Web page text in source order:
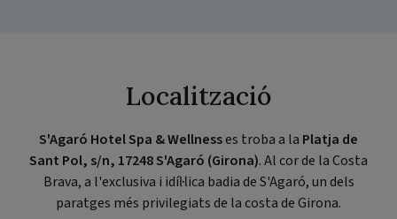
Localització
S'Agaró Hotel Spa & Wellnesses troba a la Platja de
Sant Pol, s/n, 17248 S'Agaró (Girona). Al cor de la Costa
Brava, a l'exclusiva i idíl·lica badia de S'Agaró, un dels
paratges més privilegiats de la costa de Girona.